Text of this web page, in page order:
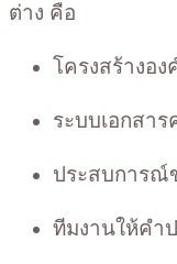
ต่าง คือ
โครงสร้างอง
ระบบเอกสาร
ประสบการณ์
ทีมงานให้คำ